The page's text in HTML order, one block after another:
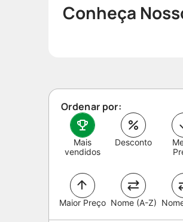
Conheça
Ordenar por:
Mais
vendidos
Desconto
Maior Preço Nome (A-Z)